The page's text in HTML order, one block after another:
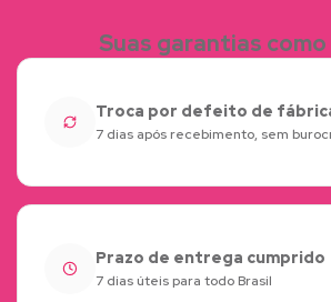
Suas garantias
Troca por defeito de
7 dias após recebimento, sem
Prazo de entrega cumprido
7 dias úteis para todo Brasil